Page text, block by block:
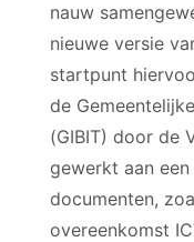
nauw
nieuwe versie
startpunt
de
(GIBIT) door de
gewerkt aan
documenten,
overeenkomst